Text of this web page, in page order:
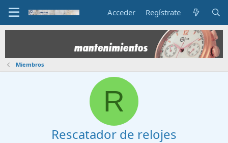
Acceder Regístrate
Miembros
R
Rescatador de relojes